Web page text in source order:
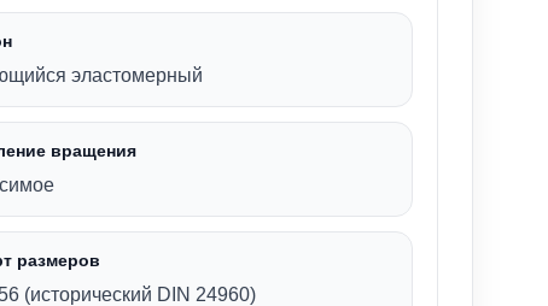
эластомерный
вращения
размеров
(исторический DIN 24960)